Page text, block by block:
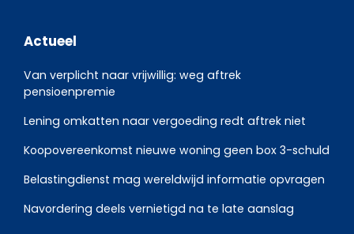
Actueel
Van verplicht naar vrijwillig: weg aftrek
pensioenpremie
Lening omkatten naar vergoeding redt aftrek niet
Koopovereenkomst nieuwe woning geen box 3-schuld
Belastingdienst mag wereldwijd informatie opvragen
Navordering deels vernietigd na te late aanslag